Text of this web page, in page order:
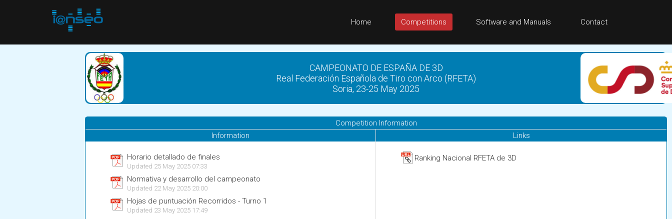
Home Competitions Software and Manuals Contact
CAMPEONATO DE ESPAÑA DE 3D
Real Federación Española de Tiro con Arco (RFETA)
Soria, 23-25 May 2025
Competition Information
Information
Horario detallado de finales
Updated 25 May 2025 07:33
Normativa y desarrollo del campeonato
Updated 22 May 2025 20:00
Hojas de puntuación Recorridos - Turno 1
Updated 23 May 2025 17:49
Links
Ranking Nacional RFETA de 3D